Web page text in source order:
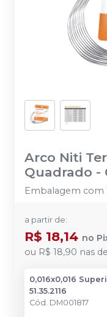
Arco Niti
Quadrado -
Embalagem com
a partir de:
R$ 18,14 no
ou R$ 18,90 nas
0,016x0,016
51.35.2116
Cód. DM001817